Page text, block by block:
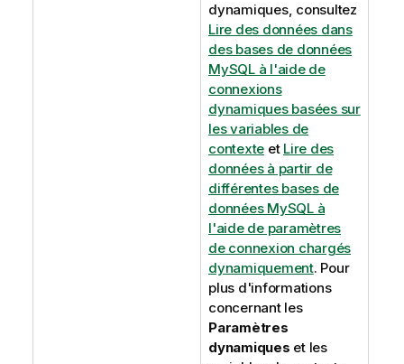
dynamiques, consultez
Lire des données dans
des bases de données
MySQL à l'aide de
connexions
dynamiques basées sur
les variables de
contexte et Lire des
données à partir de
différentes bases de
données MySQL à
l'aide de paramètres
de connexion chargés
dynamiquement. Pour
plus d'informations
concernant les
Paramètres
dynamiques et les